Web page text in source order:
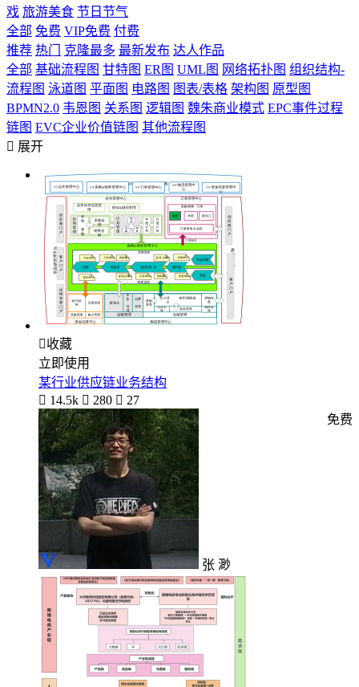
戏 旅游美食 节日节气
全部 免费 VIP免费 付费
推荐 热门 克隆最多 最新发布 达人作品
全部 基础流程图 甘特图 ER图 UML图 网络拓扑图 组织结构-
流程图 泳道图 平面图 电路图 图表/表格 架构图 原型图
BPMN2.0 韦恩图 关系图 逻辑图 魏朱商业模式 EPC事件过程
链图 EVC企业价值链图 其他流程图
 展开
收藏
立即使用
某行业供应链业务结构
 14.5k  280  27
张 渺
免费